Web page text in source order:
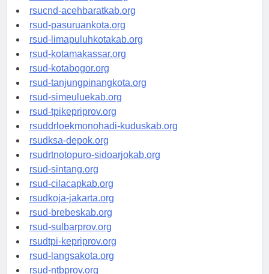
rsud-tangerangkota.org
rsucnd-acehbaratkab.org
rsud-pasuruankota.org
rsud-limapuluhkotakab.org
rsud-kotamakassar.org
rsud-kotabogor.org
rsud-tanjungpinangkota.org
rsud-simeuluekab.org
rsud-tpikepriprov.org
rsuddrloekmonohadi-kuduskab.org
rsudksa-depok.org
rsudrtnotopuro-sidoarjokab.org
rsud-sintang.org
rsud-cilacapkab.org
rsudkoja-jakarta.org
rsud-brebeskab.org
rsud-sulbarprov.org
rsudtpi-kepriprov.org
rsud-langsakota.org